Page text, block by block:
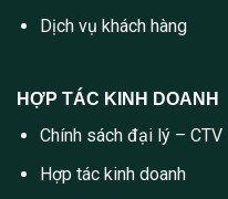
Dịch vụ khách hàng
HỢP TÁC KINH DOANH
Chính sách đại lý – CTV
Hợp tác kinh doanh